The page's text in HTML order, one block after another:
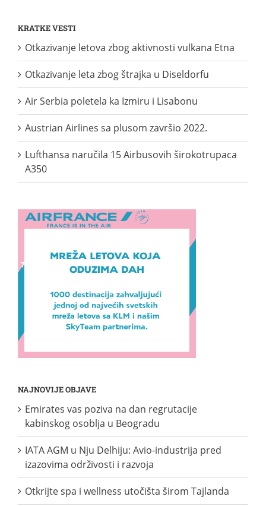
KRATKE VESTI
Otkazivanje letova zbog aktivnosti vulkana Etna
Otkazivanje leta zbog štrajka u Diseldorfu
Air Serbia poletela ka Izmiru i Lisabonu
Austrian Airlines sa plusom završio 2022.
Lufthansa naručila 15 Airbusovih širokotrupaca
A350
NAJNOVIJE OBJAVE
Emirates vas poziva na dan regrutacije
kabinskog osoblja u Beogradu
IATA AGM u Nju Delhiju: Avio-industrija pred
izazovima održivosti i razvoja
Otkrijte spa i wellness utočišta širom Tajlanda